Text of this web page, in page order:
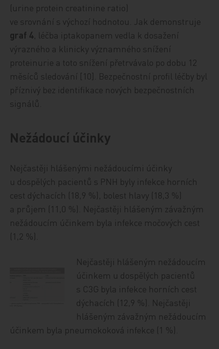
(urine protein creatinine ratio)
ve srovnání s výchozí hodnotou. Jak demonstruje
graf 4, léčba iptakopanem vedla k dosažení
výrazného a klinicky významného snížení
proteinurie a toto snížení přetrvávalo po dobu 12
měsíců sledování [10]. Bezpečnostní profil léčby byl
příznivý bez identifikace nových bezpečnostních
signálů.
Nežádoucí účinky
Nejčastěji hlášenými nežádoucími účinky
u dospělých pacientů s PNH byly infekce horních
cest dýchacích (18,9 %), bolest hlavy (18,3 %)
a průjem (11,0 %). Nejčastěji hlášeným závažným
nežádoucím účinkem byla infekce močových cest
(1,2 %).
Nejčastěji hlášeným nežádoucím
účinkem u dospělých pacientů
s C3G byla infekce horních cest
dýchacích (12,9 %). Nejčastěji
hlášeným závažným nežádoucím
účinkem byla pneumokoková infekce (1 %).